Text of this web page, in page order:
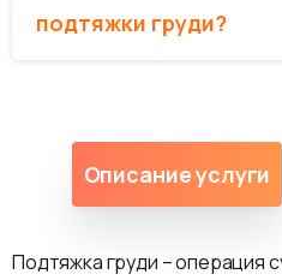
подтяжки груди?
Описание услуги
Подтяжка груди – операция